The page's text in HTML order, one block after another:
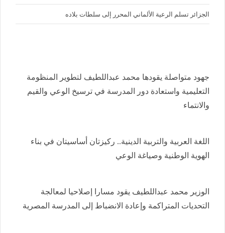
الجزائر تسلم الرعية الألماني المحرر إلى سلطات بلاده
جهود متواصلة يقودها محمد عبداللطيف لتطوير المنظومة
التعليمية واستعادة دور المدرسة في ترسيخ الوعي والقيم
والانتماء
اللغة العربية والتربية الدينية.. ركيزتان أساسيتان في بناء
الهوية الوطنية وصياغة الوعي
الوزير محمد عبداللطيف يقود مسارا إصلاحيا لمعالجة
التحديات المتراكمة وإعادة الانضباط إلى المدرسة المصرية